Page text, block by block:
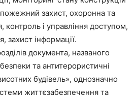
захист, охоронна та
контроль і управління доступом,
захист інформації.
документа, названого
та антитерористичні
будівель», однозначно
життєзабезпечення та